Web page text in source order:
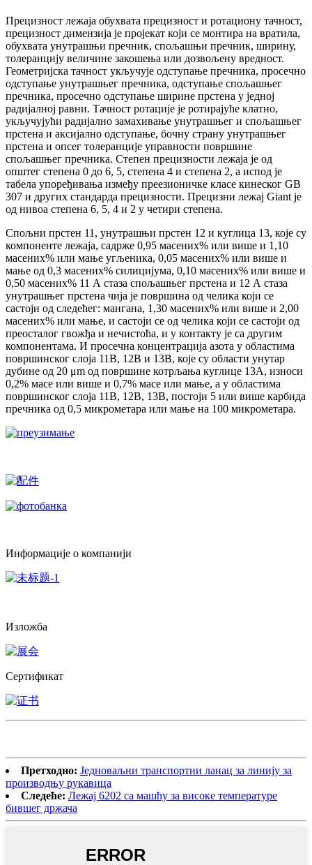
Прецизност лежаја обухвата прецизност и ротациону тачност,
прецизност димензија је пројекат који се монтира на вратила,
обухвата унутрашњи пречник, спољашњи пречник, ширину,
толеранцију величине закошења или дозвољену вредност.
Геометријска тачност укључује одступање пречника, просечно
одступање унутрашњег пречника, одступање спољашњег
пречника, просечно одступање ширине прстена у једној
радијалној равни. Тачност ротације је ротирајуће клатно,
укључујући радијално замахивање унутрашњег и спољашњег
прстена и аксијално одступање, бочну страну унутрашњег
прстена и опсег толеранције управности површине
спољашњег пречника. Степен прецизности лежаја је од
општег степена 0 до 6, 5, степена 4 и степена 2, а испод је
табела упоређивања између преезионичке класе кинеског GB
307 и других стандарда прецизности. Прецизни лежај Giant је
од нивоа степена 6, 5, 4 и 2 у четири степена.
Спољни прстен 11, унутрашњи прстен 12 и куглица 13, које су
компоненте лежаја, садрже 0,95 масених% или више и 1,10
масених% или мање угљеника, 0,05 масених% или више и
мање од 0,3 масених% силицијума, 0,10 масених% или више и
0,50 масених% 11 А стаза спољашњег прстена и 12 А стаза
унутрашњег прстена чија је површина од челика који се
састоји од следећег: мангана, 1,30 масених% или више и 2,00
масених% или мање, и састоји се од челика који се састоји од
преосталог гвожђа и нечистоћа, и у контакту је са другим
компонентама. И просечна концентрација азота у областима
површинског слоја 11B, 12B и 13B, које су области унутар
дубине од 20 μm од површине котрљања куглице 13A, износи
0,2% масе или више и 0,7% масе или мање, а у областима
површинског слоја 11B, 12B, 13B, постоји 5 или више карбида
пречника од 0,5 микрометара или мање на 100 микрометара.
Информације о компанији
Изложба
Сертификат
Претходно: Једноваљни транспортни ланац за линију за
производњу рукавица
Следеће: Лежај 6202 са машћу за високе температуре
бившег држача